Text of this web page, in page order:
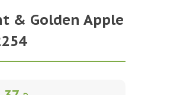
& Golden Apple